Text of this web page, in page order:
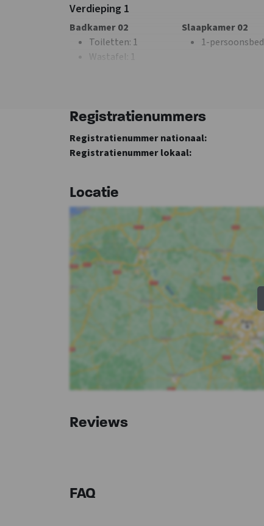
Kook pitten
Soort fornuis
Keramisch
Koelkast
Magnetron
Bedden: 16
Verdieping 1
Badkamer 02
Toiletten: 1
Wastafel : 1
Slaapkamer 02
1-persoonsbed
Verdieping 2
Toiletten: 1
Wastafel: 1
1-persoons
stapelbed
Registratienummers
Registratienummer nationaal:
Registratienummer lokaal:
Locatie
Reviews
FAQ